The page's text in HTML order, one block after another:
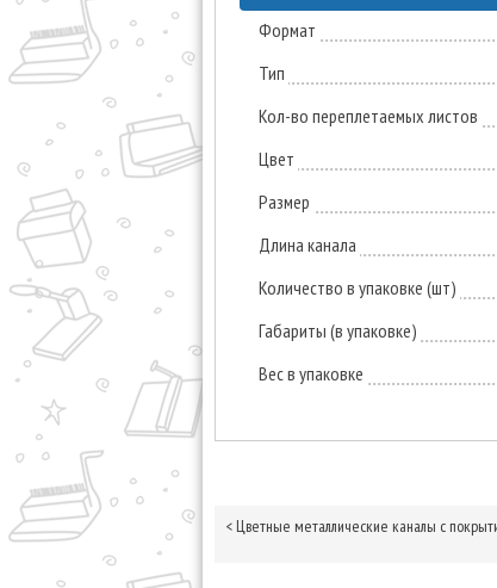
Формат
Тип
Кол-во переплетаемых листов
Цвет
Размер
Длина канала
Количество в упаковке (шт)
Габариты (в упаковке)
Вес в упаковке
< Цветные металлические каналы с